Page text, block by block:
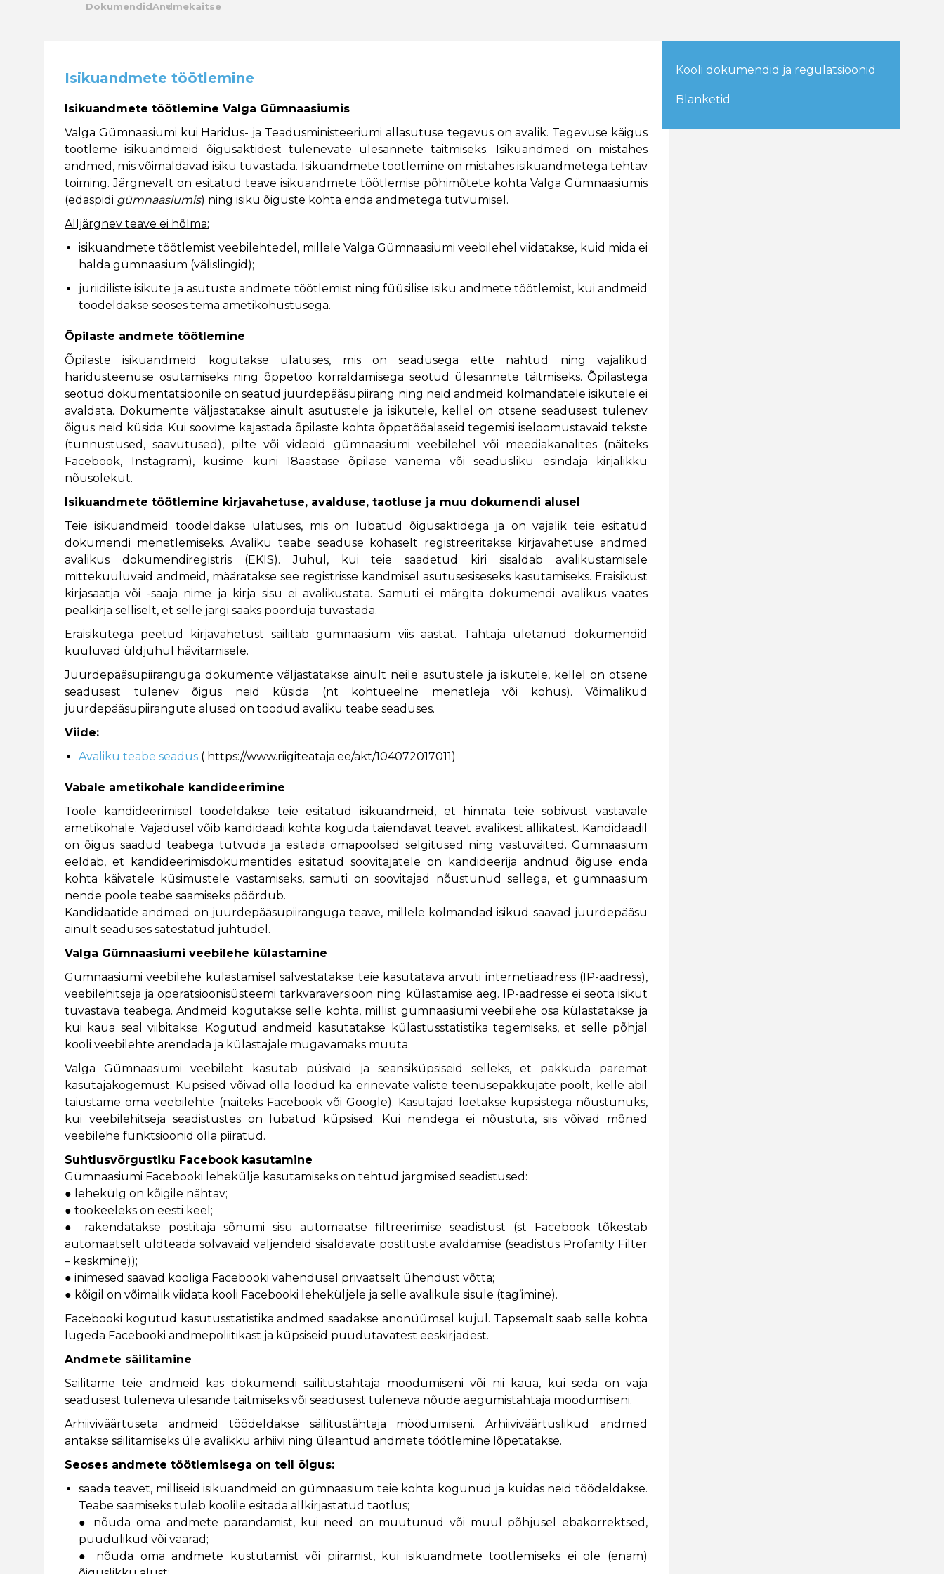
DokumendidAndmekaitse
Isikuandmete töötlemine
Isikuandmete töötlemine Valga Gümnaasiumis
Valga Gümnaasiumi kui Haridus- ja Teadusministeeriumi allasutuse tegevus on avalik. Tegevuse käigus
töötleme isikuandmeid õigusaktidest tulenevate ülesannete täitmiseks. Isikuandmed on mistahes
andmed, mis võimaldavad isiku tuvastada. Isikuandmete töötlemine on mistahes isikuandmetega tehtav
toiming. Järgnevalt on esitatud teave isikuandmete töötlemise põhimõtete kohta Valga Gümnaasiumis
(edaspidi gümnaasiumis) ning isiku õiguste kohta enda andmetega tutvumisel.
Alljärgnev teave ei hõlma:
isikuandmete töötlemist veebilehtedel, millele Valga Gümnaasiumi veebilehel viidatakse, kuid mida ei
halda gümnaasium (välislingid);
juriidiliste isikute ja asutuste andmete töötlemist ning füüsilise isiku andmete töötlemist, kui andmeid
töödeldakse seoses tema ametikohustusega.
Õpilaste andmete töötlemine
Õpilaste isikuandmeid kogutakse ulatuses, mis on seadusega ette nähtud ning vajalikud
haridusteenuse osutamiseks ning õppetöö korraldamisega seotud ülesannete täitmiseks. Õpilastega
seotud dokumentatsioonile on seatud juurdepääsupiirang ning neid andmeid kolmandatele isikutele ei
avaldata. Dokumente väljastatakse ainult asutustele ja isikutele, kellel on otsene seadusest tulenev
õigus neid küsida. Kui soovime kajastada õpilaste kohta õppetööalaseid tegemisi iseloomustavaid tekste
(tunnustused, saavutused), pilte või videoid gümnaasiumi veebilehel või meediakanalites (näiteks
Facebook, Instagram), küsime kuni 18aastase õpilase vanema või seadusliku esindaja kirjalikku
nõusolekut.
Isikuandmete töötlemine kirjavahetuse, avalduse, taotluse ja muu dokumendi alusel
Teie isikuandmeid töödeldakse ulatuses, mis on lubatud õigusaktidega ja on vajalik teie esitatud
dokumendi menetlemiseks. Avaliku teabe seaduse kohaselt registreeritakse kirjavahetuse andmed
avalikus dokumendiregistris (EKIS). Juhul, kui teie saadetud kiri sisaldab avalikustamisele
mittekuuluvaid andmeid, määratakse see registrisse kandmisel asutusesiseseks kasutamiseks. Eraisikust
kirjasaatja või -saaja nime ja kirja sisu ei avalikustata. Samuti ei märgita dokumendi avalikus vaates
pealkirja selliselt, et selle järgi saaks pöörduja tuvastada.
Eraisikutega peetud kirjavahetust säilitab gümnaasium viis aastat. Tähtaja ületanud dokumendid
kuuluvad üldjuhul hävitamisele.
Juurdepääsupiiranguga dokumente väljastatakse ainult neile asutustele ja isikutele, kellel on otsene
seadusest tulenev õigus neid küsida (nt kohtueelne menetleja või kohus). Võimalikud
juurdepääsupiirangute alused on toodud avaliku teabe seaduses.
Viide:
Avaliku teabe seadus ( https://www.riigiteataja.ee/akt/104072017011)
Vabale ametikohale kandideerimine
Tööle kandideerimisel töödeldakse teie esitatud isikuandmeid, et hinnata teie sobivust vastavale
ametikohale. Vajadusel võib kandidaadi kohta koguda täiendavat teavet avalikest allikatest. Kandidaadil
on õigus saadud teabega tutvuda ja esitada omapoolsed selgitused ning vastuväited. Gümnaasium
eeldab, et kandideerimisdokumentides esitatud soovitajatele on kandideerija andnud õiguse enda
kohta käivatele küsimustele vastamiseks, samuti on soovitajad nõustunud sellega, et gümnaasium
nende poole teabe saamiseks pöördub.
Kandidaatide andmed on juurdepääsupiiranguga teave, millele kolmandad isikud saavad juurdepääsu
ainult seaduses sätestatud juhtudel.
Valga Gümnaasiumi veebilehe külastamine
Gümnaasiumi veebilehe külastamisel salvestatakse teie kasutatava arvuti internetiaadress (IP-aadress),
veebilehitseja ja operatsioonisüsteemi tarkvaraversioon ning külastamise aeg. IP-aadresse ei seota isikut
tuvastava teabega. Andmeid kogutakse selle kohta, millist gümnaasiumi veebilehe osa külastatakse ja
kui kaua seal viibitakse. Kogutud andmeid kasutatakse külastusstatistika tegemiseks, et selle põhjal
kooli veebilehte arendada ja külastajale mugavamaks muuta.
Valga Gümnaasiumi veebileht kasutab püsivaid ja seansiküpsiseid selleks, et pakkuda paremat
kasutajakogemust. Küpsised võivad olla loodud ka erinevate väliste teenusepakkujate poolt, kelle abil
täiustame oma veebilehte (näiteks Facebook või Google). Kasutajad loetakse küpsistega nõustunuks,
kui veebilehitseja seadistustes on lubatud küpsised. Kui nendega ei nõustuta, siis võivad mõned
veebilehe funktsioonid olla piiratud.
Suhtlusvõrgustiku Facebook kasutamine
Gümnaasiumi Facebooki lehekülje kasutamiseks on tehtud järgmised seadistused:
● lehekülg on kõigile nähtav;
● töökeeleks on eesti keel;
● rakendatakse postitaja sõnumi sisu automaatse filtreerimise seadistust (st Facebook tõkestab
automaatselt üldteada solvavaid väljendeid sisaldavate postituste avaldamise (seadistus Profanity Filter
– keskmine));
● inimesed saavad kooliga Facebooki vahendusel privaatselt ühendust võtta;
● kõigil on võimalik viidata kooli Facebooki leheküljele ja selle avalikule sisule (tag’imine).
Facebooki kogutud kasutusstatistika andmed saadakse anonüümsel kujul. Täpsemalt saab selle kohta
lugeda Facebooki andmepoliitikast ja küpsiseid puudutavatest eeskirjadest.
Andmete säilitamine
Säilitame teie andmeid kas dokumendi säilitustähtaja möödumiseni või nii kaua, kui seda on vaja
seadusest tuleneva ülesande täitmiseks või seadusest tuleneva nõude aegumistähtaja möödumiseni.
Arhiiviväärtuseta andmeid töödeldakse säilitustähtaja möödumiseni. Arhiiviväärtuslikud andmed
antakse säilitamiseks üle avalikku arhiivi ning üleantud andmete töötlemine lõpetatakse.
Seoses andmete töötlemisega on teil õigus:
saada teavet, milliseid isikuandmeid on gümnaasium teie kohta kogunud ja kuidas neid töödeldakse.
Teabe saamiseks tuleb koolile esitada allkirjastatud taotlus;
● nõuda oma andmete parandamist, kui need on muutunud või muul põhjusel ebakorrektsed,
puudulikud või väärad;
● nõuda oma andmete kustutamist või piiramist, kui isikuandmete töötlemiseks ei ole (enam)
Kooli dokumendid ja regulatsioonid
Blanketid
Järelvalve